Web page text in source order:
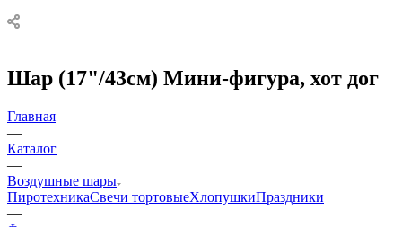
Шар (17"/43см) Мини-фигура, хот дог
Главная
—
Каталог
—
Воздушные шары
ПиротехникаСвечи тортовыеХлопушкиПраздники
—